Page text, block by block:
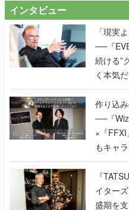
インタビュー
「現実
──『
続ける”
く本気
作り込
──『
×『
もキャ
で作り
く
『
イター
盛期を